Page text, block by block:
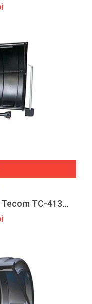
Máy Cân Bằng Lốp Xe Ô Tô Tecom TC-4130E